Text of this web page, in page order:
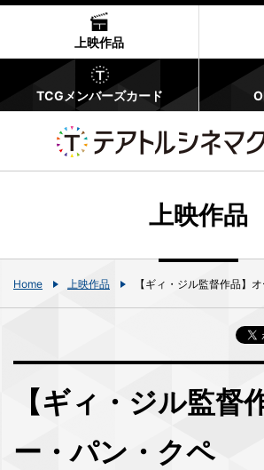
上映作品
TCGメンバーズカード
上映作品
Home 上映作品 【ギィ・ジル監督作品】
【ギィ・ジル監督
ー・パン・クペ